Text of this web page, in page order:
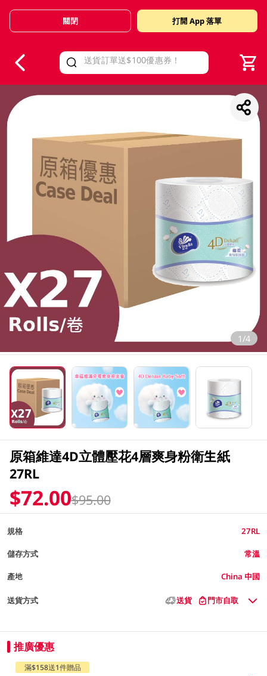
Valid Until 30 June 2026
關閉 打開 App 落單
1/4
原箱維達4D立體壓花4層爽身粉衛生紙
27RL
$72.00$95.00
規格 27RL
儲存方式 常溫
產地 China 中國
送貨方式 送貨 門市自取
推廣優惠
滿$158送1件贈品